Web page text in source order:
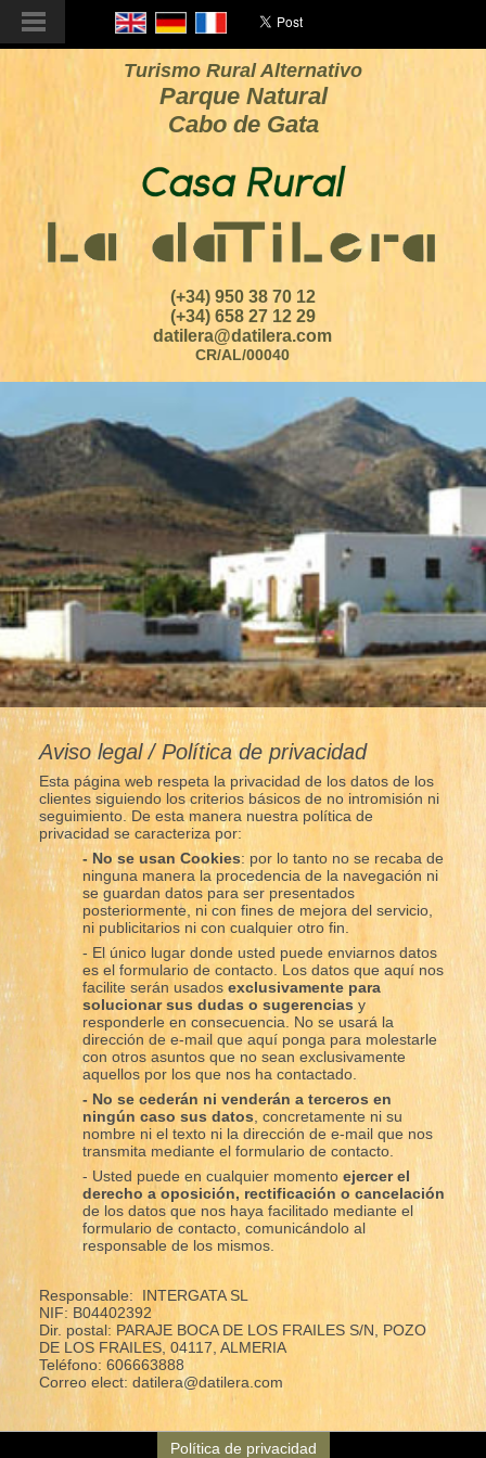
Turismo Rural Alternativo
Parque Natural
Cabo de Gata
(+34) 950 38 70 12
(+34) 658 27 12 29
datilera@datilera.com
CR/AL/00040
Aviso legal / Política de privacidad
Esta página web respeta la privacidad de los datos de los
clientes siguiendo los criterios básicos de no intromisión ni
seguimiento. De esta manera nuestra política de
privacidad se caracteriza por:
- No se usan Cookies: por lo tanto no se recaba de
ninguna manera la procedencia de la navegación ni
se guardan datos para ser presentados
posteriormente, ni con fines de mejora del servicio,
ni publicitarios ni con cualquier otro fin.
- El único lugar donde usted puede enviarnos datos
es el formulario de contacto. Los datos que aquí nos
facilite serán usados exclusivamente para
solucionar sus dudas o sugerenciasy
responderle en consecuencia. No se usará la
dirección de e-mail que aquí ponga para molestarle
con otros asuntos que no sean exclusivamente
aquellos por los que nos ha contactado.
- No se cederán ni venderán a terceros en
ningún caso sus datos , concretamente ni su
nombre ni el texto ni la dirección de e-mail que nos
transmita mediante el formulario de contacto.
- Usted puede en cualquier momento ejercer el
derecho a oposición, rectificación o cancelación
de los datos que nos haya facilitado mediante el
formulario de contacto, comunicándolo al
responsable de los mismos.
Responsable: INTERGATA SL
NIF: B04402392
Dir. postal: PARAJE BOCA DE LOS FRAILES S/N, POZO
DE LOS FRAILES, 04117, ALMERIA
Teléfono: 606663888
Correo elect: datilera@datilera.com
Política de privacidad